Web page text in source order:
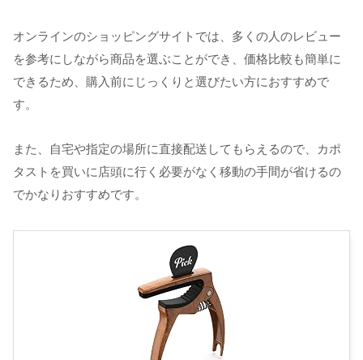
オンラインのショッピングサイトでは、多くの人のレビュー
を参考にしながら商品を選ぶことができ、価格比較も簡単に
できるため、購入前にじっくりと選びたい方におすすめで
す。
また、自宅や指定の場所に直接配送してもらえるので、カポ
タストを買いに店頭に行く必要がなく移動の手間が省けるの
でかなりおすすめです。